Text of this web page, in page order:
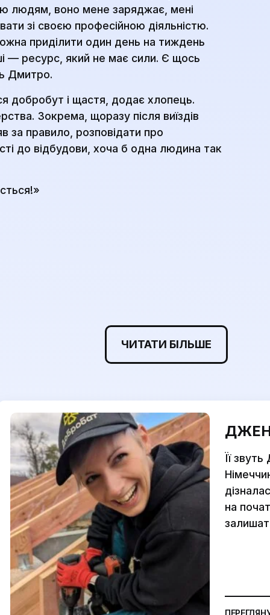
людям, воно мене заряджає, мені
зі своєю професійною діяльністю.
приділити один день на тиждень
— ресурс, який не має сили. Є щось
Дмитро.
добробут і щастя, додає хлопець.
Зокрема, щоразу після виїздів
за правило, розповідати про
до відбудови, хоча б одна людина так
ЧИТАТИ БІЛЬШЕ
Її
на